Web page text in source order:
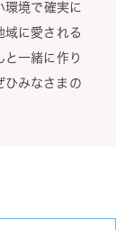
環境で確実に
域に愛される
と一緒に作り
ひみなさまの